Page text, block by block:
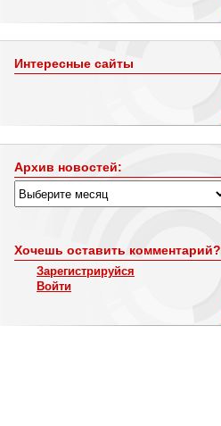
Интересные сайты
Архив новостей:
Хочешь оставить комментарий?
Зарегистрируйся
Войти